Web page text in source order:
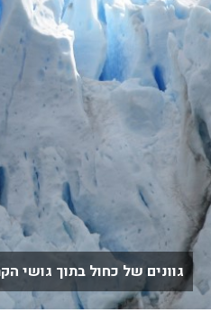
גוונים של כחול בתוך גושי